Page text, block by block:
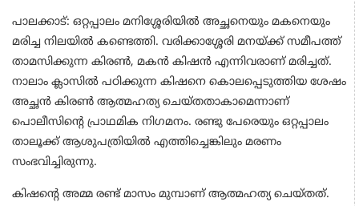
പാലക്കാട്: ഒറ്റപ്പാലം മനിശ്ശേരിയിൽ അച്ഛനെയും മകനെയും
മരിച്ച നിലയിൽ കണ്ടെത്തി. വരിക്കാശ്ശേരി മനയ്ക്ക് സമീപത്ത്
താമസിക്കുന്ന കിരൺ, മകൻ കിഷൻ എന്നിവരാണ് മരിച്ചത്.
നാലാം ക്ലാസിൽ പഠിക്കുന്ന കിഷനെ കൊലപ്പെടുത്തിയ ശേഷം
അച്ഛൻ കിരൺ ആത്മഹത്യ ചെയ്തതാകാമെന്നാണ്
പൊലീസിന്റെ പ്രാഥമിക നി​ഗമനം. രണ്ടു പേരെയും ഒറ്റപ്പാലം
താലൂക്ക് ആശുപത്രിയിൽ എത്തിച്ചെങ്കിലും മരണം
സംഭവിച്ചിരുന്നു.
കിഷന്റെ അമ്മ രണ്ട് മാസം മുമ്പാണ് ആത്മഹത്യ ചെയ്തത്.